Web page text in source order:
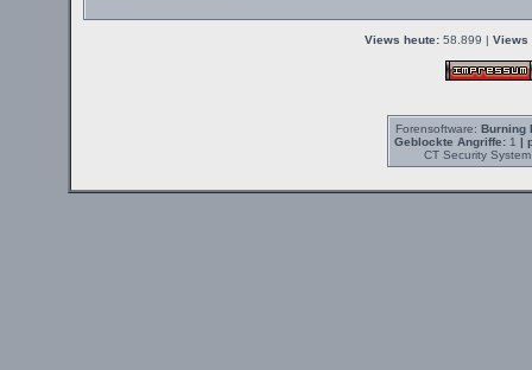
Views heute: 58.899 | Views
Forensoftware: Burning
Geblockte Angriffe:1 |
CT Security